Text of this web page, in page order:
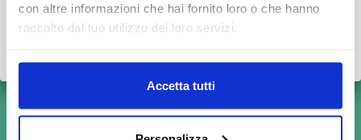
con altre informazioni che hai fornito loro o che hanno
raccolto dal tuo utilizzo dei loro servizi.
Accetta tutti
Grazie.